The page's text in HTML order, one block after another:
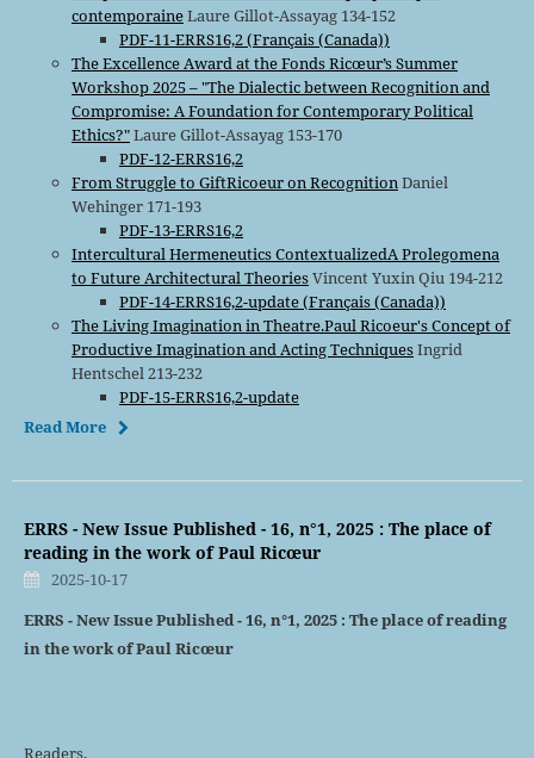
contemporaineLaure Gillot-Assayag 134-152
PDF-11-ERRS16,2 (Français (Canada))
The Excellence Award at the Fonds Ricœur’s Summer
Workshop 2025 – "The Dialectic between Recognition and
Compromise: A Foundation for Contemporary Political
Ethics?"Laure Gillot-Assayag 153-170
PDF-12-ERRS16,2
From Struggle to GiftRicoeur on RecognitionDaniel
Wehinger 171-193
PDF-13-ERRS16,2
Intercultural Hermeneutics ContextualizedA Prolegomena
to Future Architectural TheoriesVincent Yuxin Qiu 194-212
PDF-14-ERRS16,2-update (Français (Canada))
The Living Imagination in Theatre.Paul Ricoeur's Concept of
Productive Imagination and Acting TechniquesIngrid
Hentschel 213-232
PDF-15-ERRS16,2-update
Read More
ERRS - New Issue Published - 16, n°1, 2025 : The place of
reading in the work of Paul Ricœur
2025-10-17
ERRS - New Issue Published - 16, n°1, 2025 : The place of reading
in the work of Paul Ricœur
Readers,